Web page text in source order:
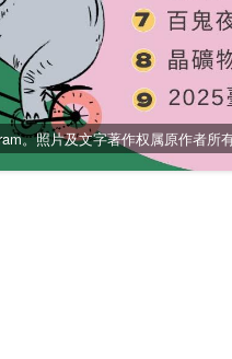
。照片及文字著作权属原作者所